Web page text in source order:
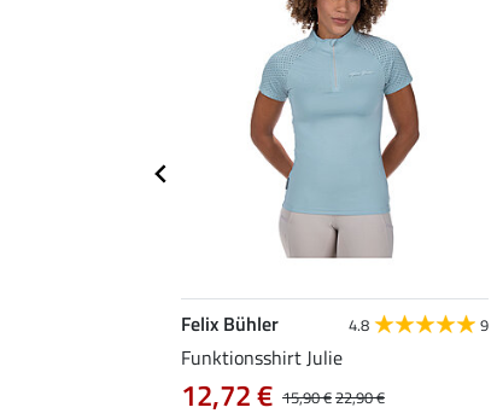
Felix Bühler 4.8 9
Funktionsshirt Julie
15,90 €22,90 €
12,72 €